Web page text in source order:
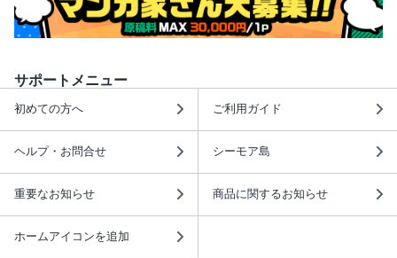
サポートメニュー
初めての方へ ご利用ガイド
ヘルプ・お問合せ シーモア島
重要なお知らせ 商品に関するお知らせ
ホームアイコンを追加